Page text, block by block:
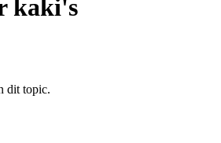
kaki's
dit topic.